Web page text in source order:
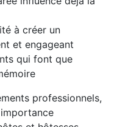
à créer un
et engageant
qui font que
professionnels,